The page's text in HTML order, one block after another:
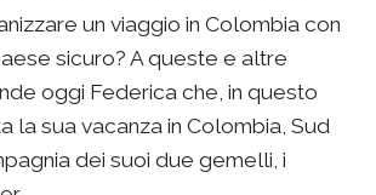
un viaggio in Colombia con
sicuro? A queste e altre
oggi Federica che, in questo
la sua vacanza in Colombia, Sud
dei suoi due gemelli, i